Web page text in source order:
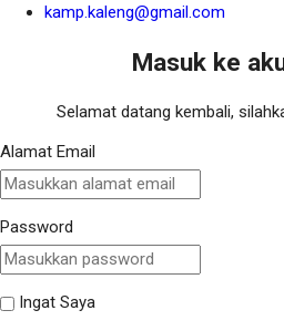
kamp.kaleng@gmail.com
Masuk ke
Selamat datang kembali,
Alamat Email
Password
Ingat Saya